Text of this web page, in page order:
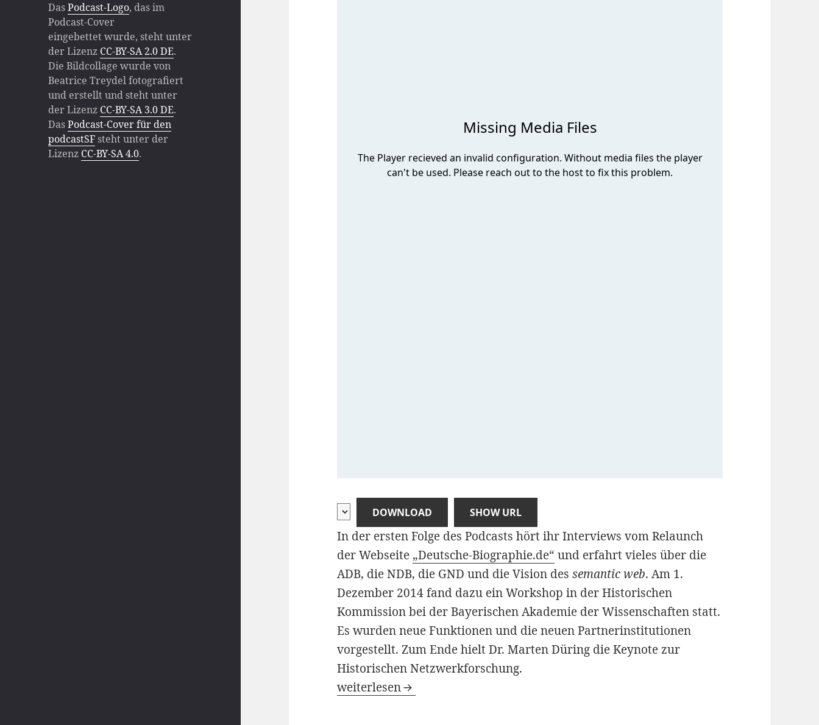
DasPodcast-Logo, das im
Podcast-Cover
eingebettet wurde, steht unter
der Lizenz CC-BY-SA 2.0 DE.
Die Bildcollage wurde von
Beatrice Treydel fotografiert
und erstellt und steht unter
der Lizenz CC-BY-SA 3.0 DE.
DasPodcast-Cover für den
podcastSFsteht unter der
Lizenz CC-BY-SA 4.0.
DOWNLOAD SHOW URL
In der ersten Folge des Podcasts hört ihr Interviews vom Relaunch
der Webseite „Deutsche-Biographie.de“ und erfahrt vieles über die
ADB, die NDB, die GND und die Vision dessemantic web. Am 1.
Dezember 2014 fand dazu ein Workshop in der Historischen
Kommission bei der Bayerischen Akademie der Wissenschaften statt.
Es wurden neue Funktionen und die neuen Partnerinstitutionen
vorgestellt. Zum Ende hielt Dr. Marten Düring die Keynote zur
Historischen Netzwerkforschung.
pSF001 – Relaunch von Deutsche-Biographie.de
weiterlesen